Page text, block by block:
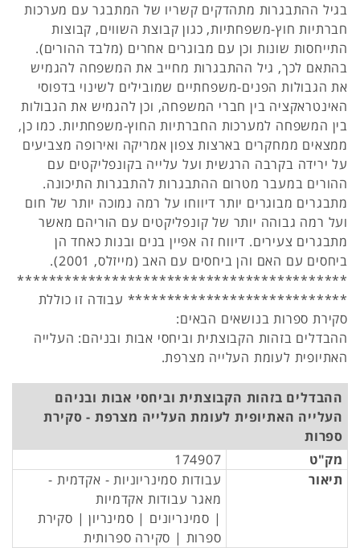
בגיל ההתבגרות מתהדקים קשריו של המתבגר עם מערכות
חברתיות חוץ-משפחתיות, כגון קבוצת השווים, קבוצות
התייחסות שונות וכן עם מבוגרים אחרים (מלבד ההורים).
בהתאם לכך, גיל ההתבגרות מחייב את המשפחה להגמיש
את הגבולות הפנים-משפחתיים שמובילים לשינוי בדפוסי
האינטראקציה בין חברי המשפחה, וכן להגמיש את הגבולות
בין המשפחה למערכות החברתיות החוץ-משפחתיות. כמו כן,
ממצאים ממחקרים בארצות צפון אמריקה ואירופה מצביעים
על ירידה בקרבה הרגשית ועל עלייה בקונפליקטים עם
ההורים במעבר מטרום ההתבגרות להתבגרות התיכונה.
מתבגרים מבוגרים יותר דיווחו על רמה נמוכה יותר של חום
ועל רמה גבוהה יותר של קונפליקטים עם הוריהם מאשר
מתבגרים צעירים. דיווח זה אפיין בנים ובנות כאחד הן
ביחסים עם האם והן ביחסים עם האב (מייזלס, 2001).
******************************************
**************************** עבודה זו כוללת
סקירת ספרות בנושאים הבאים:
ההבדלים בזהות הקבוצתית וביחסי אבות ובניהם: העלייה
האתיופית לעומת העלייה מצרפת.
ההבדלים בזהות הקבוצתית וביחסי אבות ובניהם
העלייה האתיופית לעומת העלייה מצרפת - סקירת
ספרות
מק"ט
174907
תיאור
עבודות סמינריוניות - אקדמית -
מאגר עבודות אקדמיות
| סמינריונים | סמינריון | סקירת
ספרות | סקירה ספרותית